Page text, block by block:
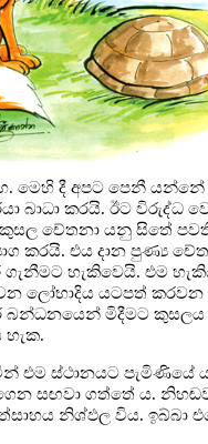
මෙහි දී අපට පෙනී යන්නේ
බාධා කරයි. ඊට විරුද්ධ
කුසල චේතනා යනු සිතේ
කරයි. එය දාන පුණ්‍ය
හැකිවෙයි. එම
ලෝභාදිය යටපත් කරවන
බන්ධනයෙන් මිදීමට
හැක.
ස්ථානයට පැමිණියේ ය.
සඟවා ගත්තේ ය.
නිශ්ඵල විය. ඉබ්බා